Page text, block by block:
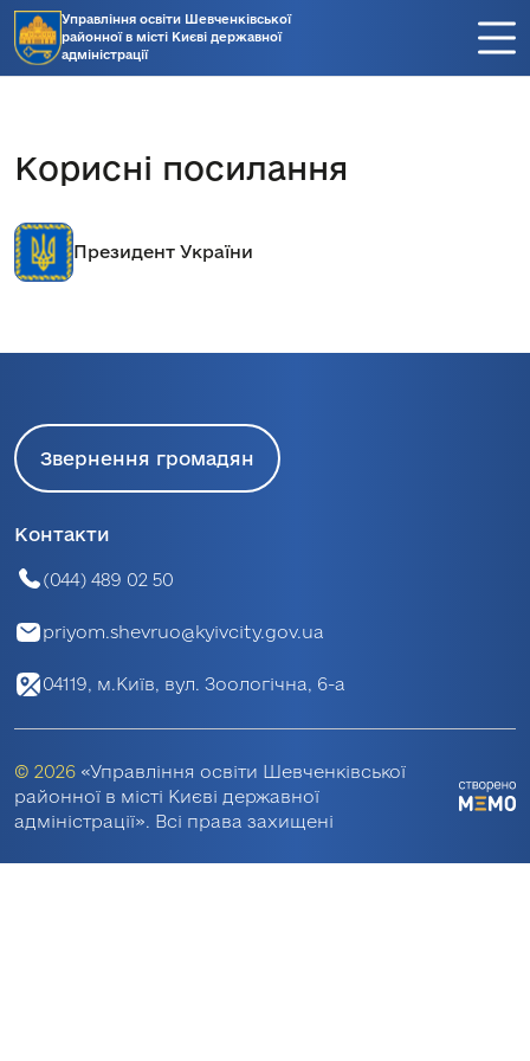
Управління освіти Шевченківської
районної в місті Києві державної
адміністрації
Корисні посилання
Президент України
Звернення громадян
Контакти
(044) 489 02 50
priyom.shevruo@kyivcity.gov.ua
04119, м.Київ, вул. Зоологічна, 6-а
© 2026 «Управління освіти Шевченківської
районної в місті Києві державної
адміністрації». Всі права захищені